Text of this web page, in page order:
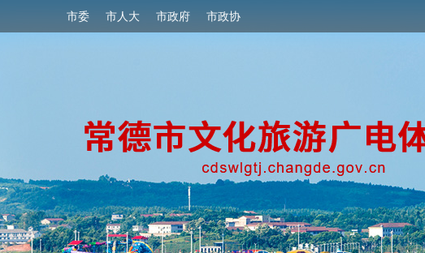
市委 市人大 市政府 市政协